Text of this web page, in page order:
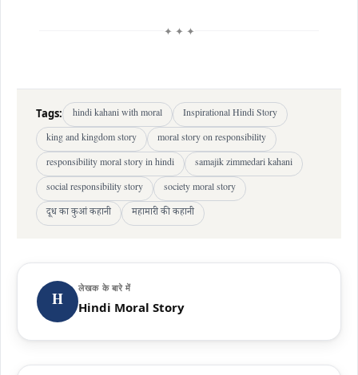
✦ ✦ ✦
Tags: hindi kahani with moral
Inspirational Hindi Story
king and kingdom story
moral story on responsibility
responsibility moral story in hindi
samajik zimmedari kahani
social responsibility story
society moral story
दूध का कुआं कहानी
महामारी की कहानी
H
लेखक के बारे में
Hindi Moral Story